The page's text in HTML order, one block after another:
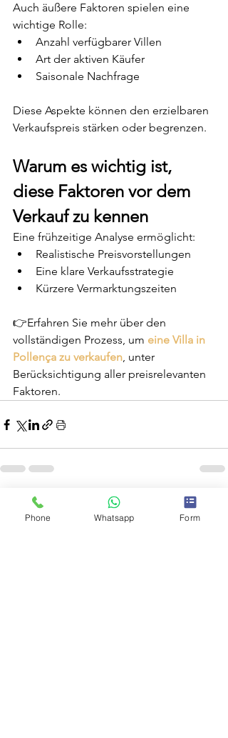
Auch äußere Faktoren spielen eine
wichtige Rolle:
Anzahl verfügbarer Villen
Art der aktiven Käufer
Saisonale Nachfrage
Diese Aspekte können den erzielbaren
Verkaufspreis stärken oder begrenzen.
Warum es wichtig ist,
diese Faktoren vor dem
Verkauf zu kennen
Eine frühzeitige Analyse ermöglicht:
Realistische Preisvorstellungen
Eine klare Verkaufsstrategie
Kürzere Vermarktungszeiten
👉Erfahren Sie mehr über den
vollständigen Prozess, um eine Villa in
Pollença zu verkaufen, unter
Berücksichtigung aller preisrelevanten
Faktoren.
Phone Whatsapp Form